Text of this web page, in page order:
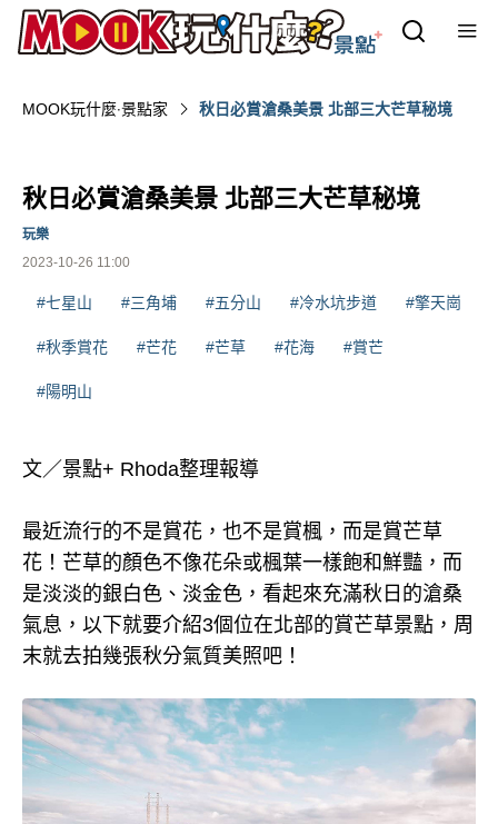
MOOK玩什麼‧景點家 秋日必賞滄桑美景 北部三大芒草秘境
秋日必賞滄桑美景 北部三大芒草秘境
2023-10-26 11:00
玩樂
#七星山 #三角埔 #五分山 #冷水坑步道 #擎天崗
#秋季賞花 #芒花 #芒草 #花海 #賞芒
#陽明山
文／景點+ Rhoda整理報導
最近流行的不是賞花，也不是賞楓，而是賞芒草
花！芒草的顏色不像花朵或楓葉一樣飽和鮮豔，而
是淡淡的銀白色、淡金色，看起來充滿秋日的滄桑
氣息，以下就要介紹3個位在北部的賞芒草景點，周
末就去拍幾張秋分氣質美照吧！